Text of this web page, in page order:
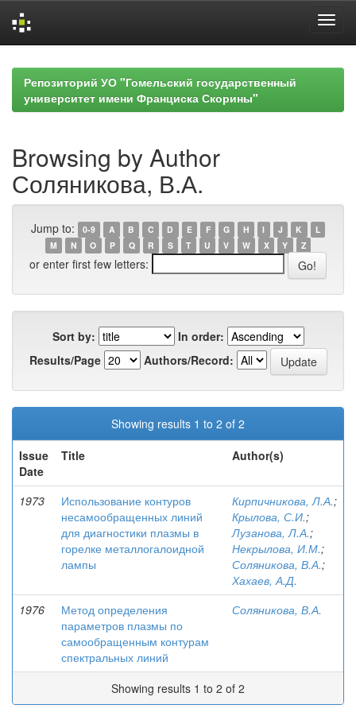
navigationРепозиторий УО "Гомельский государственный
университет имени Франциска Скорины"
Browsing by Author
Соляникова, В.А.
Jump to: 0-9 A B C D E F G H I J K
L
M
N O P Q R S T U V W X Y Z
or enter first few letters:
Sort by:
In order:
Results/Page
Authors/Record:
Showing results 1 to 2 of 2
Issue
Date
Title Author(s)
1973
Использование контуров
несамообращенных линий
для диагностики плазмы в
горелке металлогалоидной
лампы
Кирпичникова, Л.А.;
Крылова, С.И.;
Лузанова, Л.А.;
Некрылова, И.М.;
Соляникова, В.А.;
Хахаев, А.Д.
1976
Метод определения
параметров плазмы по
самообращенным контурам
спектральных линий
Соляникова, В.А.
Showing results 1 to 2 of 2